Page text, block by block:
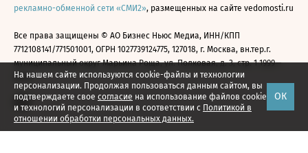
На нашем сайте используются cookie-файлы и технологии
персонализации. Продолжая пользоваться данным сайтом, вы
подтверждаете свое согласие на использование файлов cookie
и технологий персонализации в соответствии с Политикой в
отношении обработки персональных данных.
ОК
рекламно-обменной сети «СМИ2», размещенных на сайте vedomosti.ru
Все права защищены © АО Бизнес Ньюс Медиа, ИНН/КПП
7712108141/771501001, ОГРН 1027739124775, 127018, г. Москва, вн.тер.г.
муниципальный округ Марьина Роща, ул. Полковая, д. 3, стр. 1 1999—
2026